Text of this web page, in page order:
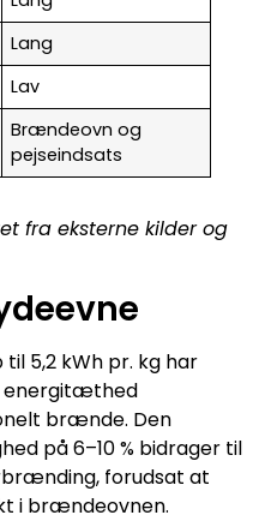
Lang
Lav
Brændeovn og
pejseindsats
fra eksterne kilder og
5,2 kWh pr. kg har
energitæthed
brænde. Den
på 6–10 % bidrager til
forudsat at
i brændeovnen.